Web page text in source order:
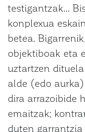
testigantzak…
konplexua
betea.
objektiboak eta
uztartzen
alde (edo
dira arrazoibide
emaitzak;
duten